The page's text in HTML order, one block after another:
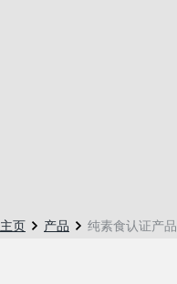
主页 产品 纯素食认证产品